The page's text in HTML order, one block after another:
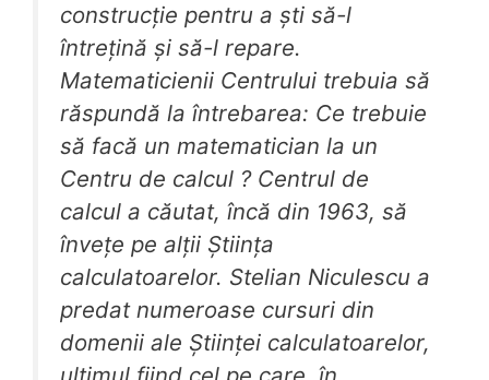
construcție pentru a ști să-l
întrețină și să-l repare.
Matematicienii Centrului trebuia să
răspundă la întrebarea: Ce trebuie
să facă un matematician la un
Centru de calcul ? Centrul de
calcul a căutat, încă din 1963, să
învețe pe alții Știința
calculatoarelor. Stelian Niculescu a
predat numeroase cursuri din
domenii ale Științei calculatoarelor,